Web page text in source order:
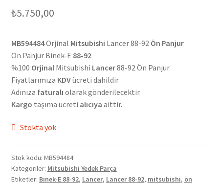
₺5.750,00
MB594484Orjinal Mitsubishi Lancer 88-92 Ön Panjur
Ön Panjur Binek-E 88-92
%100 OrjinalMitsubishi Lancer88-92 Ön Panjur
Fiyatlarımıza KDVücreti dahildir
Adınıza faturalı olarak gönderilecektir.
Kargo taşıma ücreti alıcıya aittir.
Stokta yok
Stok kodu: MB594484
Kategoriler: Mitsubishi Yedek Parça
Etiketler: Binek-E 88-92, Lancer, Lancer 88-92, mitsubishi, ön